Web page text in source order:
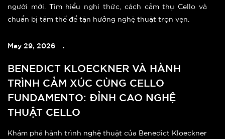
người mới. Tìm hiểu nghi thức, cách cảm thụ Cello và
chuẩn bị tâm thế để tận hưởng nghệ thuật trọn vẹn.
May 29, 2026
BENEDICT KLOECKNER VÀ HÀNH
TRÌNH CẢM XÚC CÙNG CELLO
FUNDAMENTO: ĐỈNH CAO NGHỆ
THUẬT CELLO
Khám phá hành trình nghệ thuật của Benedict Kloeckner